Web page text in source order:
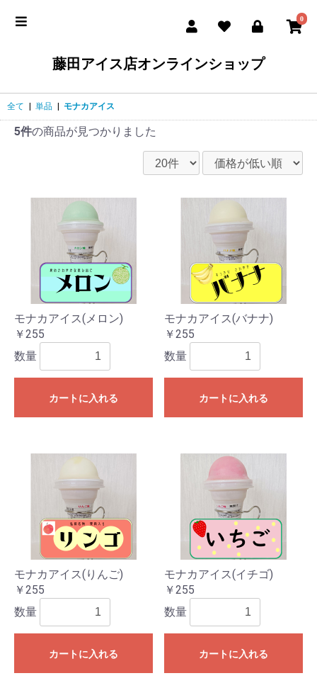
0
藤田アイス店オンラインショップ
全て 単品 モナカアイス
5件の商品が見つかりました
モナカアイス(メロン)
￥255
数量
カートに入れる
モナカアイス(バナナ)
￥255
数量
カートに入れる
モナカアイス(りんご)
￥255
数量
カートに入れる
モナカアイス(イチゴ)
￥255
数量
カートに入れる